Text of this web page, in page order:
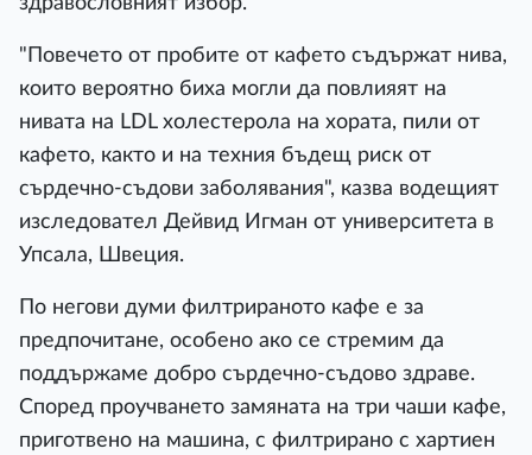
"Повечето от пробите от кафето съдържат нива,
които вероятно биха могли да повлияят на
нивата на LDL холестерола на хората, пили от
кафето, както и на техния бъдещ риск от
сърдечно-съдови заболявания", казва водещият
изследовател Дейвид Игман от университета в
Упсала, Швеция.
По негови думи филтрираното кафе е за
предпочитане, особено ако се стремим да
поддържаме добро сърдечно-съдово здраве.
Според проучването замяната на три чаши кафе,
приготвено на машина, с филтрирано с хартиен